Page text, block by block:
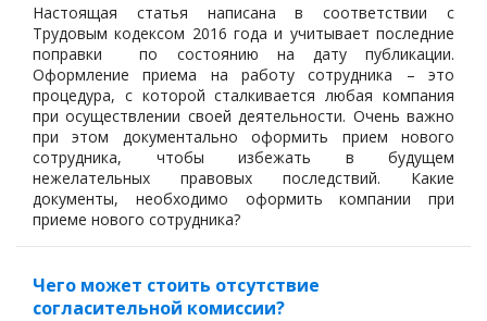
Настоящая статья написана в соответствии с
Трудовым кодексом 2016 года и учитывает последние
поправки по состоянию на дату публикации.
Оформление приема на работу сотрудника – это
процедура, с которой сталкивается любая компания
при осуществлении своей деятельности. Очень важно
при этом документально оформить прием нового
сотрудника, чтобы избежать в будущем
нежелательных правовых последствий. Какие
документы, необходимо оформить компании при
приеме нового сотрудника?
Чего может стоить отсутствие
согласительной комиссии?